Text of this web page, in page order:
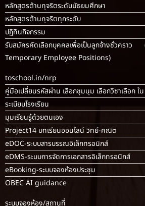
หลักสูตรต้านทุจริตระดับมัธยมศึกษา
หลักสูตรต้านทุจริตทุกระดับ
ปฏิทินกิจกรรม
รับสมัครคัดเลือกบุคคลเพื่อเป็นลูกจ้างชั่วครา
Temporary Employee Positions)
toschool.in/nrp
คู่มือเปลี่ยนรหัสผ่าน เลือกชุมนุม เลือกวิชาเลือก ใ
ระเบียบโรงเรียน
มุมเรียนรู้ด้วยตนเอง
Project14 บทเรียนออนไลน์ วิทย์-คณิต
eDOC-ระบบสารบรรณอิเล็กทรอนิกส์
eDMS-ระบบการจัดการเอกสารอิเล็กทรอนิกส์
eBooking-ระบบจองห้องประชุม
OBEC AI guidance
ระบบจองห้อง/สถานที่